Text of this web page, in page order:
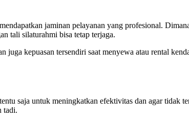
jaminan pelayanan yang profesional.
tali silaturahmi bisa tetap terjaga.
kepuasan tersendiri saat menyewa atau rental
saja untuk meningkatkan efektivitas dan agar tidak
tadi.